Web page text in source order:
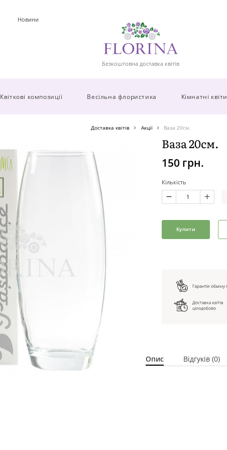
Новини
Безкоштовна доставка квітів
Квіткові композиції Весільна флористика Кімнатні квіти
Доставка квітів Акції Ваза 20см.
Ваза 20см.
150 грн.
Кількість
Купити
Опис Відгуків (0)